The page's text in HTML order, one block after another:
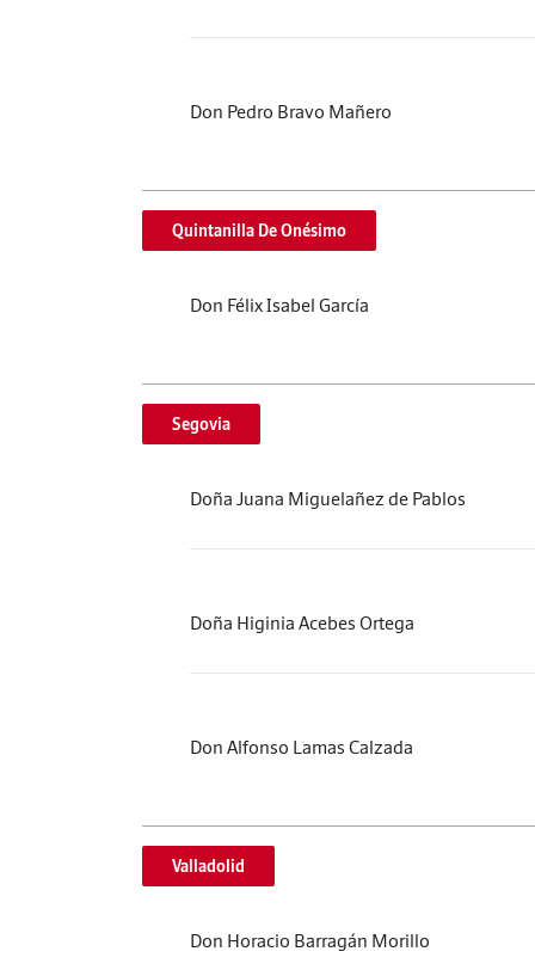
Don Pedro Bravo Mañero
Quintanilla De Onésimo
Don Félix Isabel García
Segovia
Doña Juana Miguelañez de Pablos
Doña Higinia Acebes Ortega
Don Alfonso Lamas Calzada
Valladolid
Don Horacio Barragán Morillo